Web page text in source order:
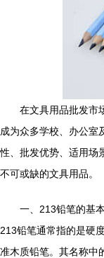
在文具用品批发市
成为众多学校、办公室
性、批发优势、适用场
不可或缺的文具用品。
一、213铅笔的基
213铅笔通常指的是硬
准木质铅笔。其名称中